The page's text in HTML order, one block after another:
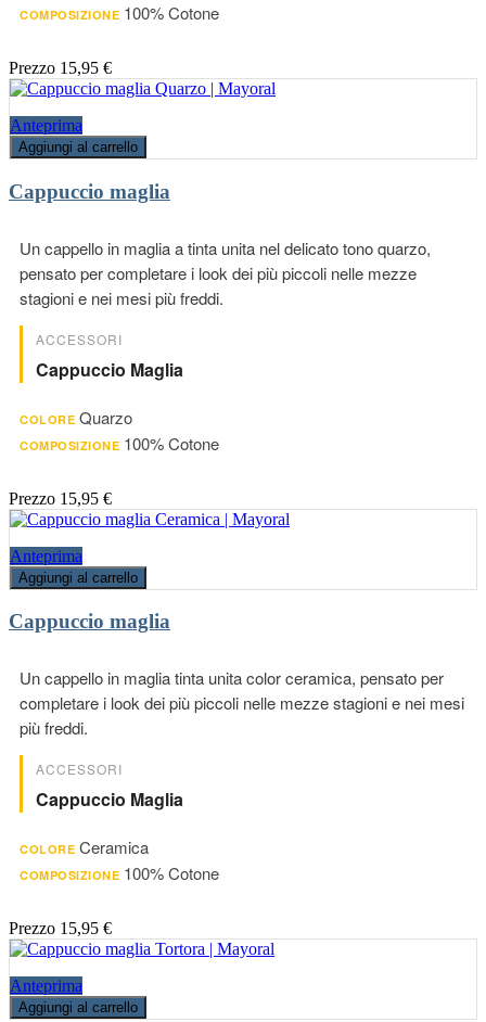
COMPOSIZIONE 100% Cotone
Prezzo 15,95 €
Anteprima
Aggiungi al carrello
Cappuccio maglia
Un cappello in maglia a tinta unita nel delicato tono quarzo,
pensato per completare i look dei più piccoli nelle mezze
stagioni e nei mesi più freddi.
ACCESSORI
Cappuccio Maglia
COLORE Quarzo
COMPOSIZIONE 100% Cotone
Prezzo 15,95 €
Anteprima
Aggiungi al carrello
Cappuccio maglia
Un cappello in maglia tinta unita color ceramica, pensato per
completare i look dei più piccoli nelle mezze stagioni e nei mesi
più freddi.
ACCESSORI
Cappuccio Maglia
COLORE Ceramica
COMPOSIZIONE 100% Cotone
Prezzo 15,95 €
Anteprima
Aggiungi al carrello